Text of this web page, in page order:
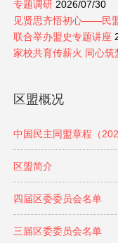
专题调研2026/07/30
见贤思齐悟初心——民
联合举办盟史专题讲座
家校共育传薪火 同心筑
区盟概况
中国民主同盟章程（
区盟简介
四届区委委员会名单
三届区委委员会名单